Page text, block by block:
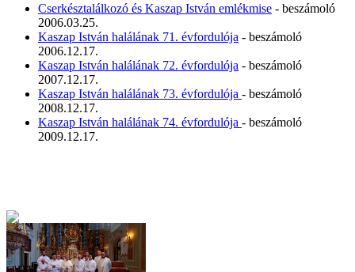
Cserkésztalálkozó és Kaszap István emlékmise - beszámoló
2006.03.25.
Kaszap István halálának 71. évfordulója - beszámoló
2006.12.17.
Kaszap István halálának 72. évfordulója - beszámoló
2007.12.17.
Kaszap István halálának 73. évfordulója - beszámoló
2008.12.17.
Kaszap István halálának 74. évfordulója - beszámoló
2009.12.17.